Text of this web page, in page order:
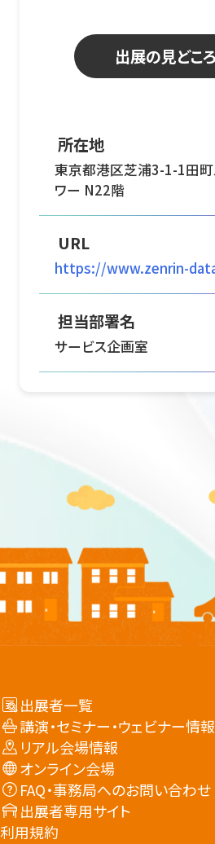
出展の見どころ
所在地
東京都港区芝浦3-1-1田町
ワー N22階
URL
https://www.zenrin-
担当部署名
サービス企画室
出展者一覧
講演・セミナー・ウェビナー情報
リアル会場情報
オンライン会場
FAQ・事務局へのお問い合わせ
出展者専用サイト
利用規約